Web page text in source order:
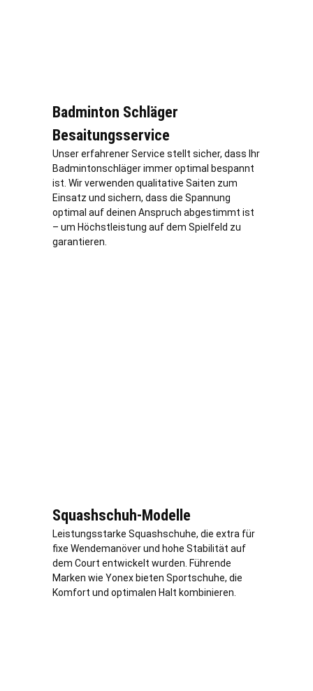
Badminton Schläger
Besaitungsservice
Unser erfahrener Service stellt sicher, dass Ihr
Badmintonschläger immer optimal bespannt
ist. Wir verwenden qualitative Saiten zum
Einsatz und sichern, dass die Spannung
optimal auf deinen Anspruch abgestimmt ist
– um Höchstleistung auf dem Spielfeld zu
garantieren.
Squashschuh-Modelle
Leistungsstarke Squashschuhe, die extra für
fixe Wendemanöver und hohe Stabilität auf
dem Court entwickelt wurden. Führende
Marken wie Yonex bieten Sportschuhe, die
Komfort und optimalen Halt kombinieren.